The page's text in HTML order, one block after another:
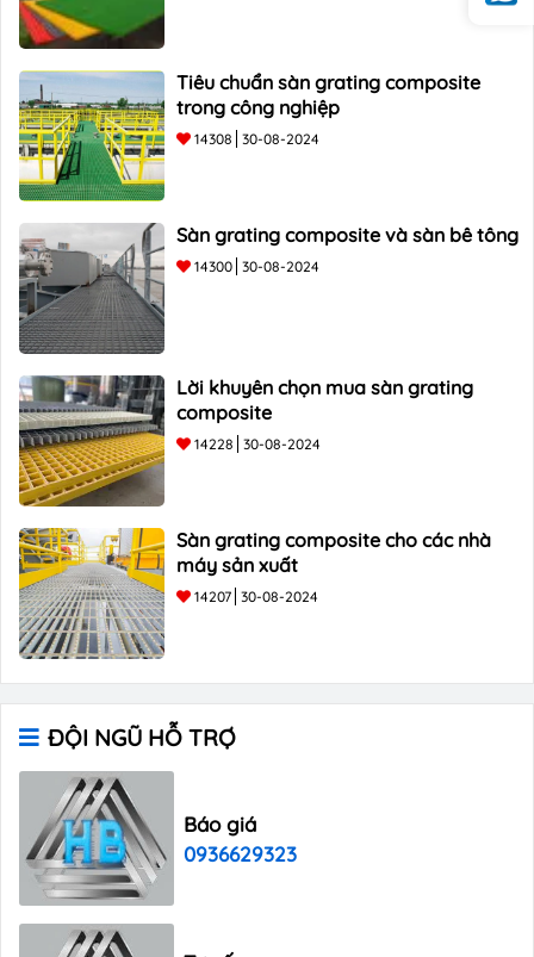
Tiêu chuẩn sàn grating composite
trong công nghiệp
14308 30-08-2024
Sàn grating composite và sàn bê tông
14300 30-08-2024
Lời khuyên chọn mua sàn grating
composite
14228 30-08-2024
Sàn grating composite cho các nhà
máy sản xuất
14207 30-08-2024
ĐỘI NGŨ HỖ TRỢ
Báo giá
0936629323